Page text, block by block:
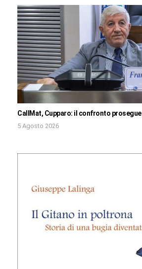
CallMat, Cupparo: il confronto prosegue
5 Agosto 2026